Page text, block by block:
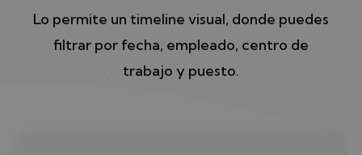
Lo permite un timeline visual, donde puedes
filtrar por fecha, empleado, centro de
trabajo y puesto.